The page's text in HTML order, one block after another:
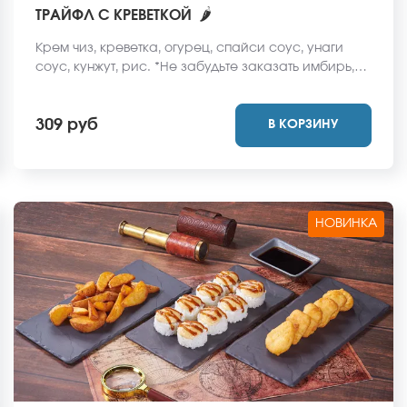
ТРАЙФЛ С КРЕВЕТКОЙ 🌶
Крем чиз, креветка, огурец, спайси соус, унаги
соус, кунжут, рис. *Не забудьте заказать имбирь,
заказа. *Внешний вид блюда может отличаться от
фото на сайте.
309 руб В КОРЗИНУ
НОВИНКА